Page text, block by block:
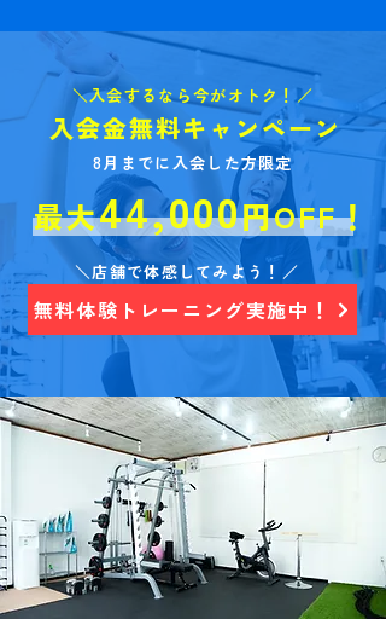
＼入会するなら今がオトク！／
入会金無料キャンペーン
8月までに入会した方限定
最大44,000円OFF！
＼店舗で体感してみよう！／
無料体験トレーニング実施中！